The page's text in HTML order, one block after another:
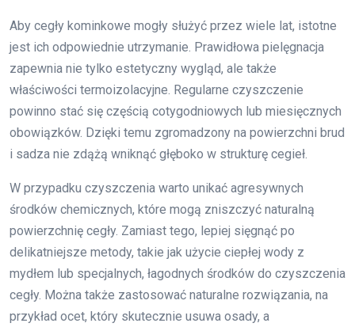
Aby cegły kominkowe mogły służyć przez wiele lat, istotne
jest ich odpowiednie utrzymanie. Prawidłowa pielęgnacja
zapewnia nie tylko estetyczny wygląd, ale także
właściwości termoizolacyjne. Regularne czyszczenie
powinno stać się częścią cotygodniowych lub miesięcznych
obowiązków. Dzięki temu zgromadzony na powierzchni brud
i sadza nie zdążą wniknąć głęboko w strukturę cegieł.
W przypadku czyszczenia warto unikać agresywnych
środków chemicznych, które mogą zniszczyć naturalną
powierzchnię cegły. Zamiast tego, lepiej sięgnąć po
delikatniejsze metody, takie jak użycie ciepłej wody z
mydłem lub specjalnych, łagodnych środków do czyszczenia
cegły. Można także zastosować naturalne rozwiązania, na
przykład ocet, który skutecznie usuwa osady, a